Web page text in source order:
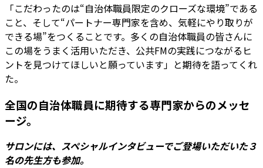
「こだわったのは“自治体職員限定のクローズな環境”である
こと、そして“パートナー専門家を含め、気軽にやり取りが
できる場”をつくることです。多くの自治体職員の皆さんに
この場をうまく活用いただき、公共FMの実践につながるヒ
ントを見つけてほしいと願っています」と期待を語ってくれ
た。
全国の自治体職員に期待する専門家からのメッセ
ージ。
サロンには、スペシャルインタビューでご登場いただいた３
名の先生方も参加。